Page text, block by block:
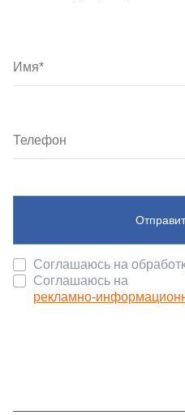
Соглашаюсь на
Соглашаюсь на
рекламно-